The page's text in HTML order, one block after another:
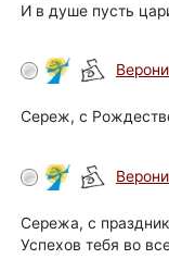
И в душе пусть
Сереж, с
Сережа, с
Успехов тебя во